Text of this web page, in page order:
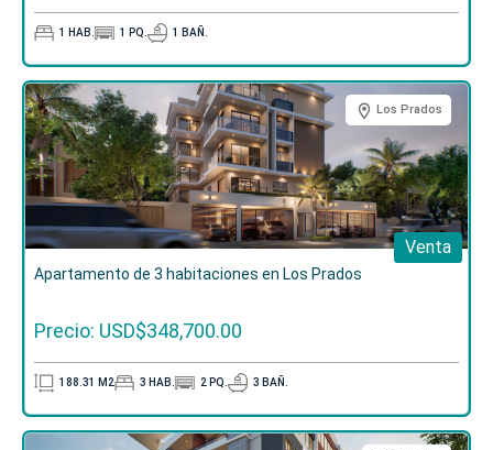
1 HAB. 1 PQ. 1 BAÑ.
Los Prados
Venta
Apartamento de 3 habitaciones en Los Prados
Precio: USD$348,700.00
188.31 M2 3 HAB. 2 PQ. 3 BAÑ.